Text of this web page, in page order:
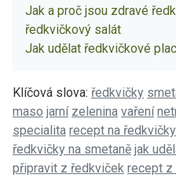
Jak a proč jsou zdravé
ředkvičkový salát
Jak udělat ředkvičkové
Klíčová slova: ředkvičky
maso jarní zelenina vaření
specialita recept na
ředkvičky na smetaně jak
připravit z ředkviček recept z